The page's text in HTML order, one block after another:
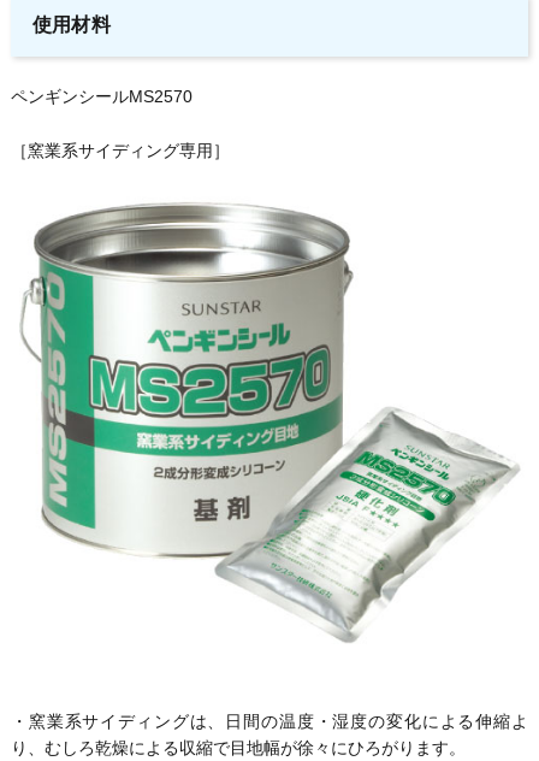
使用材料
ペンギンシールMS2570
［窯業系サイディング専用］
・窯業系サイディングは、日間の温度・湿度の変化による伸縮よ
り、むしろ乾燥による収縮で目地幅が徐々にひろがります。